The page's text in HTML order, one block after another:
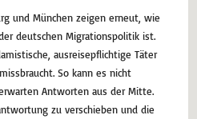
und München zeigen erneut, wie
deutschen Migrationspolitik ist.
ausreisepflichtige Täter
So kann es nicht
Antworten aus der Mitte.
zu verschieben und die